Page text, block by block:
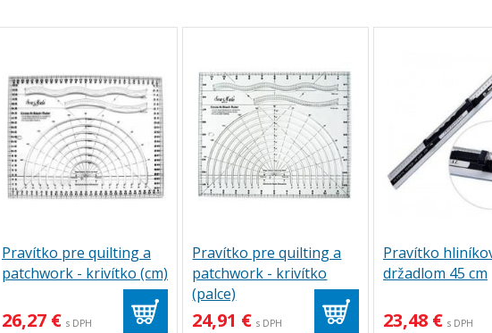
Pravítko pre quilting a
patchwork - krivítko (cm)
26,27 € s DPH
Pravítko pre quilting a
patchwork - krivítko
(palce)
24,91 € s DPH
Pravítko
držadlom 45 cm
23,48 € s DPH